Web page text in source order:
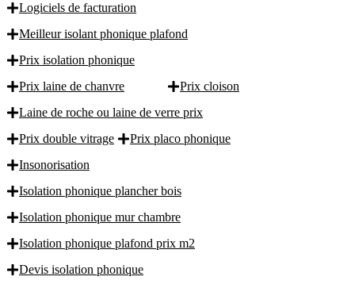
Logiciels de facturation
Meilleur isolant phonique plafond
Prix isolation phonique
Prix laine de chanvre
Prix cloison
Laine de roche ou laine de verre prix
Prix double vitrage
Prix placo phonique
Insonorisation
Isolation phonique plancher bois
Isolation phonique mur chambre
Isolation phonique plafond prix m2
Devis isolation phonique